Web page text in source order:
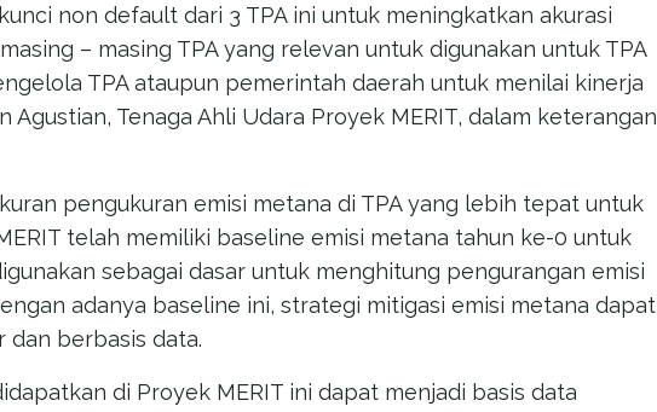
non default dari 3 TPA ini untuk meningkatkan akurasi
– masing TPA yang relevan untuk digunakan untuk TPA
TPA ataupun pemerintah daerah untuk menilai kinerja
Agustian, Tenaga Ahli Udara Proyek MERIT, dalam keterangan
pengukuran emisi metana di TPA yang lebih tepat untuk
telah memiliki baseline emisi metana tahun ke-0 untuk
sebagai dasar untuk menghitung pengurangan emisi
adanya baseline ini, strategi mitigasi emisi metana dapat
dan berbasis data.
di Proyek MERIT ini dapat menjadi basis data